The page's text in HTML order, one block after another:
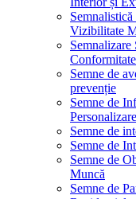
Vizibilitate
Semne de
prevenție
Semne de
Semne de
Semne de
Semne de
Muncă
Semne de